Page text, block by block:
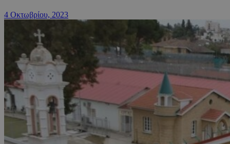
4 Οκτωβρίου, 2023